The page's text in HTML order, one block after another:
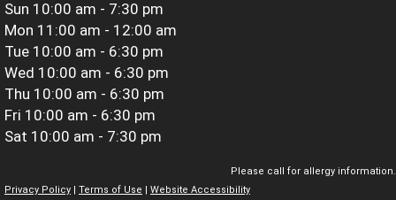
Sun 10:00 am - 7:30 pm
Mon 11:00 am - 12:00 am
Tue 10:00 am - 6:30 pm
Wed 10:00 am - 6:30 pm
Thu 10:00 am - 6:30 pm
Fri 10:00 am - 6:30 pm
Sat 10:00 am - 7:30 pm
Please call for allergy information.
Privacy Policy
Terms of Use Website Accessibility